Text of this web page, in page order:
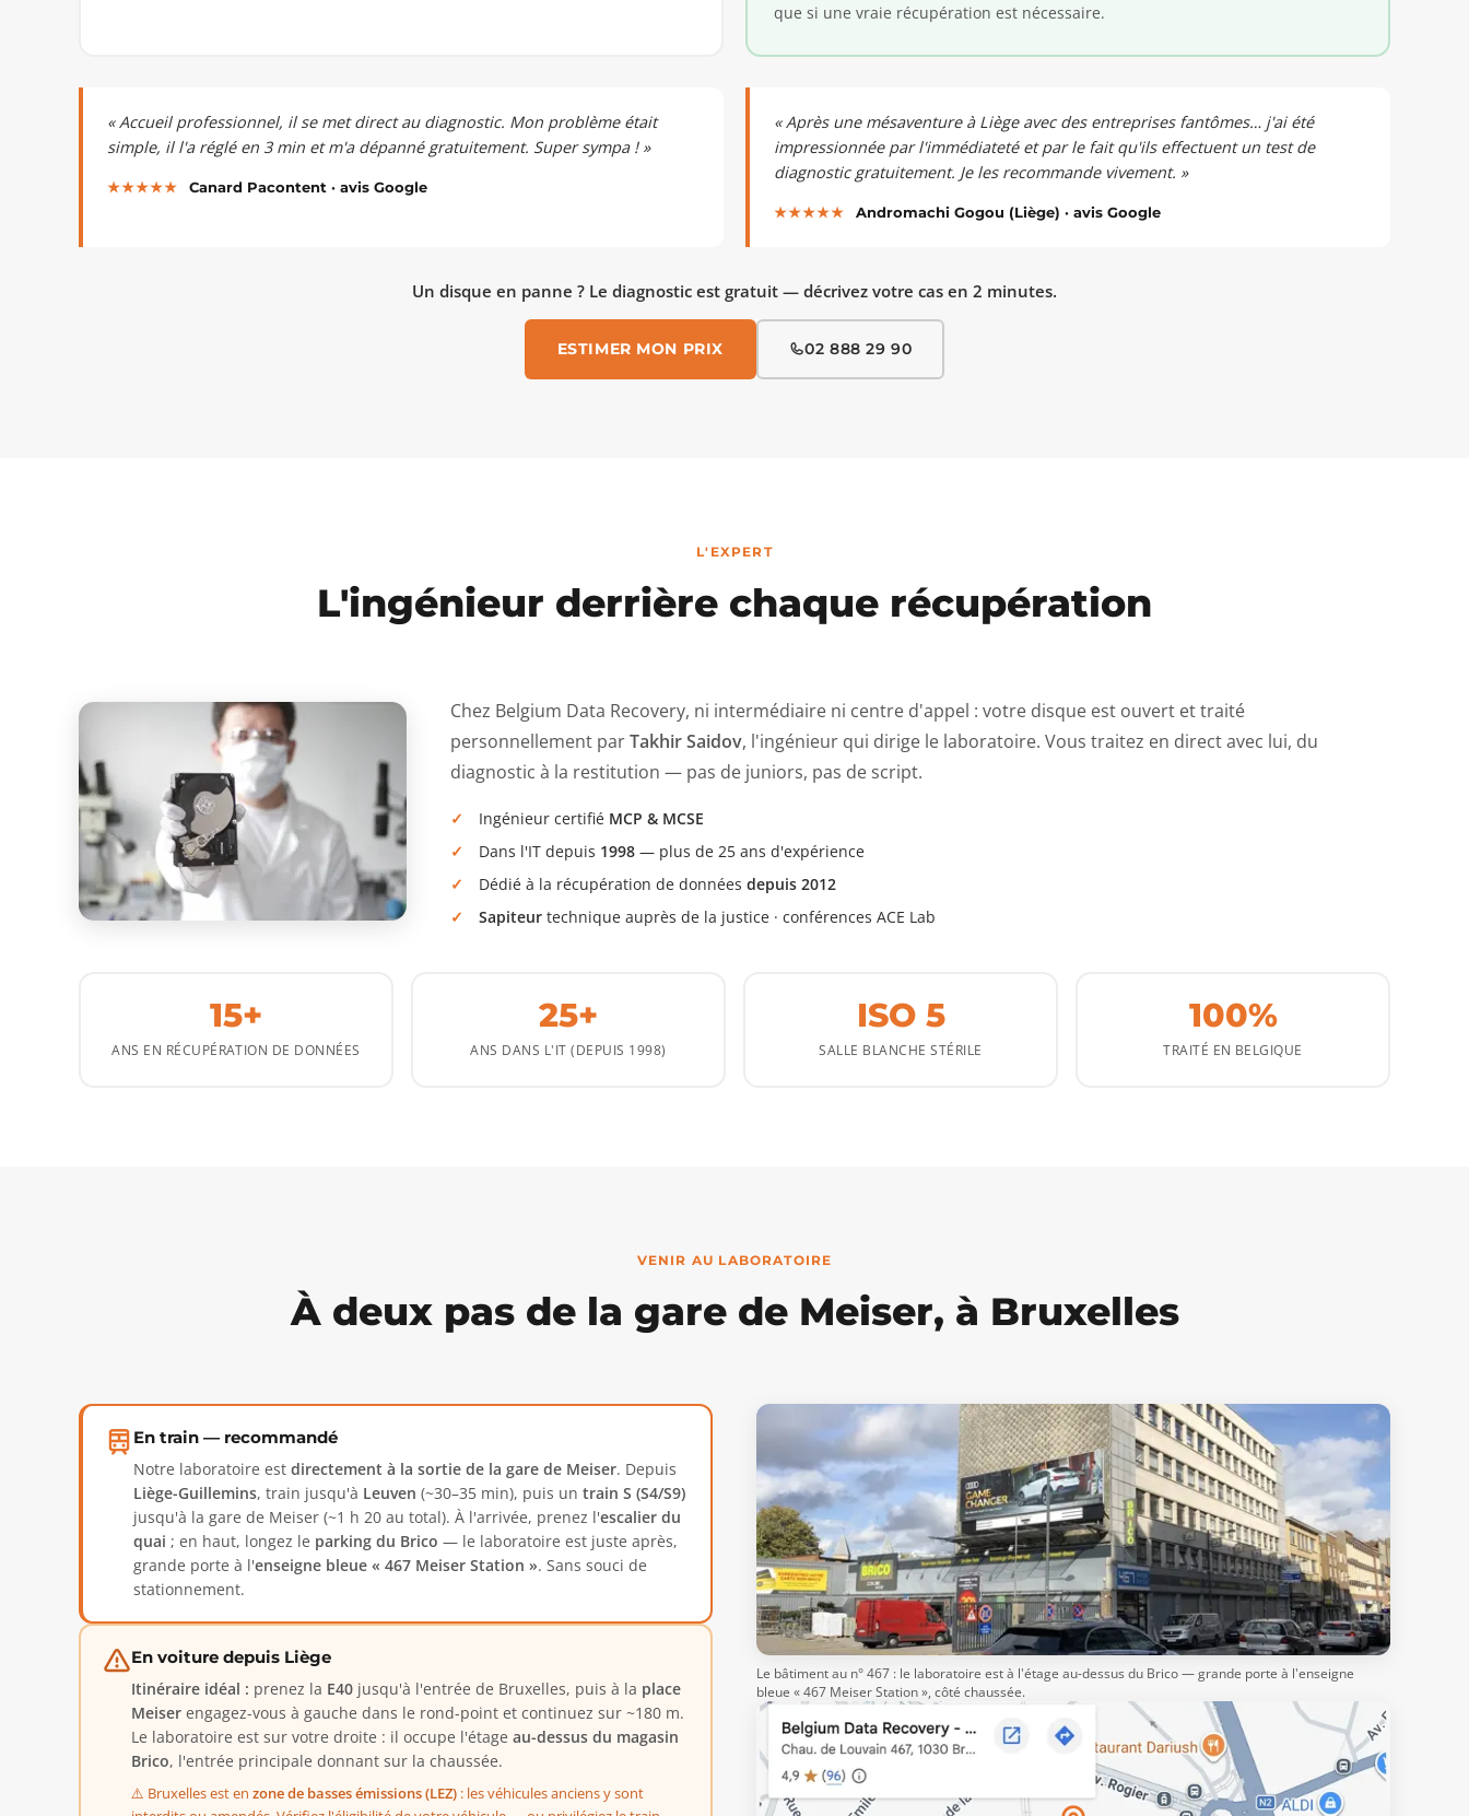
que si une vraie récupération est nécessaire.
« Accueil professionnel, il se met direct au diagnostic. Mon problème était
simple, il l'a réglé en 3 min et m'a dépanné gratuitement. Super sympa ! »
★★★★★ Canard Pacontent · avis Google
« Après une mésaventure à Liège avec des entreprises fantômes… j'ai été
impressionnée par l'immédiateté et par le fait qu'ils effectuent un test de
diagnostic gratuitement. Je les recommande vivement. »
★★★★★ Andromachi Gogou (Liège) · avis Google
Un disque en panne ? Le diagnostic est gratuit — décrivez votre cas en 2 minutes.
ESTIMER MON PRIX 02 888 29 90
L'EXPERT
L'ingénieur derrière chaque récupération
Chez Belgium Data Recovery, ni intermédiaire ni centre d'appel : votre disque est ouvert et traité
personnellement parTakhir Saidov, l'ingénieur qui dirige le laboratoire. Vous traitez en direct avec lui, du
diagnostic à la restitution — pas de juniors, pas de script.
Ingénieur certifié MCP & MCSE
Dans l'IT depuis 1998 — plus de 25 ans d'expérience
Dédié à la récupération de données depuis 2012
Sapiteur technique auprès de la justice · conférences ACE Lab
15+
ANS EN RÉCUPÉRATION DE DONNÉES
25+
ANS DANS L'IT (DEPUIS 1998)
ISO 5
SALLE BLANCHE STÉRILE
100%
TRAITÉ EN BELGIQUE
VENIR AU LABORATOIRE
À deux pas de la gare de Meiser, à Bruxelles
En train — recommandé
Notre laboratoire est directement à la sortie de la gare de Meiser. Depuis
Liège-Guillemins, train jusqu'à Leuven (~30–35 min), puis un train S (S4/S9)
jusqu'à la gare de Meiser (~1 h 20 au total). À l'arrivée, prenez l'escalier du
quai ; en haut, longez le parking du Brico — le laboratoire est juste après,
grande porte à l'enseigne bleue « 467 Meiser Station ». Sans souci de
stationnement.
En voiture depuis Liège
Itinéraire idéal : prenez la E40jusqu'à l'entrée de Bruxelles, puis à la place
Meiserengagez-vous à gauche dans le rond-point et continuez sur ~180 m.
Le laboratoire est sur votre droite : il occupe l'étage au-dessus du magasin
Brico, l'entrée principale donnant sur la chaussée.
⚠️ Bruxelles est en zone de basses émissions (LEZ): les véhicules anciens y sont
Le bâtiment au n° 467 : le laboratoire est à l'étage au-dessus du Brico — grande porte à l'enseigne
bleue « 467 Meiser Station », côté chaussée.